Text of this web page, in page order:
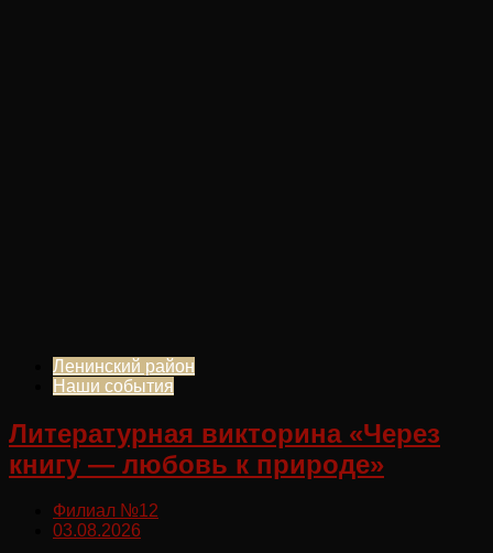
Ленинский район
Наши события
Литературная викторина «Через
книгу — любовь к природе»
Филиал №12
03.08.2026